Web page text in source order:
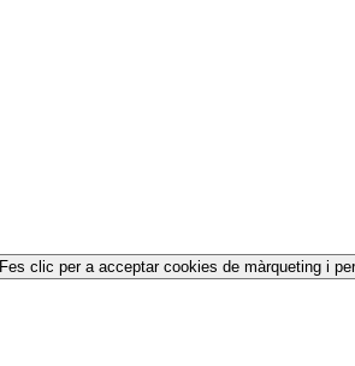
Fes clic per a acceptar cookies de màrqueting i